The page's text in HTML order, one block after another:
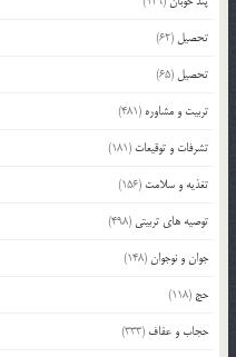
تحصیل (62)
تحصیل (65)
تربیت و مشاوره (481)
تشرفات و توقیعات (181)
تغذیه و سلامت (156)
توصیه های تربیتی (498)
جوان و نوجوان(148)
حج (118)
حجاب و عفاف (333)